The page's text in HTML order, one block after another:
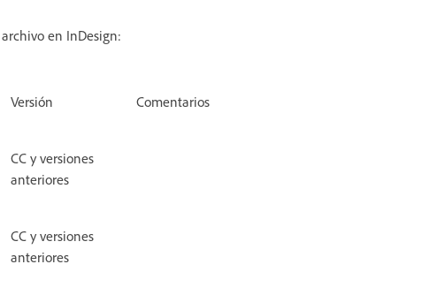
en InDesign:
Versión Comentarios
CC y versiones
anteriores
CC y versiones
anteriores